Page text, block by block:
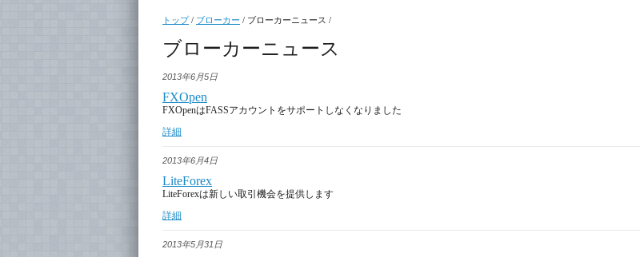
トップ/ ブローカー / ブローカーニュース /
ブローカーニュース
2013年6月5日
FXOpen
FXOpenはFASSアカウントをサポートしなくなりました
詳細
2013年6月4日
LiteForex
LiteForexは新しい取引機会を提供します
詳細
2013年5月31日